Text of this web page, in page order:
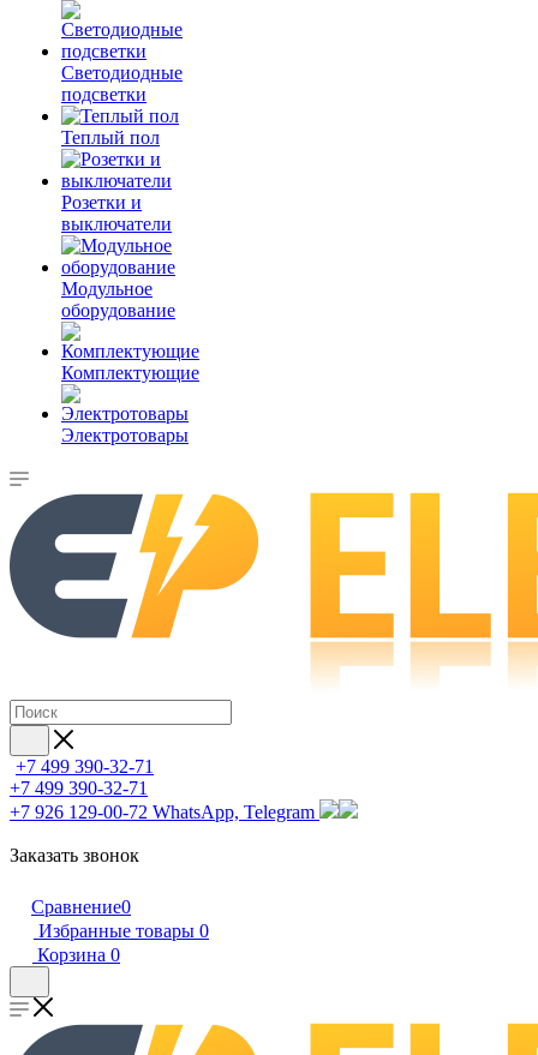
Светодиодные
подсветки
Теплый пол
Розетки и
выключатели
Модульное
оборудование
Комплектующие
Электротовары
+7 499 390-32-71
+7 499 390-32-71
+7 926 129-00-72 WhatsApp, Telegram
Заказать звонок
Сравнение0
Избранные товары 0
Корзина 0